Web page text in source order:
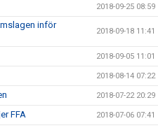
2018-09-25 08:59
inför
2018-09-18 11:41
2018-09-05 11:01
2018-08-14 07:22
2018-07-22 20:29
FFA 2018-07-06 07:41